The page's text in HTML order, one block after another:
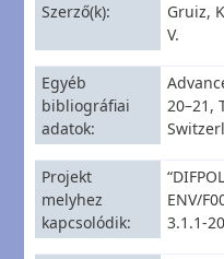
Szerző(k)
Gruiz,
V.
Egyéb
bibliográfiai
adatok
20–21,
Projekt
melyhez
kapcsolódik
ENV/
3.1.1-20